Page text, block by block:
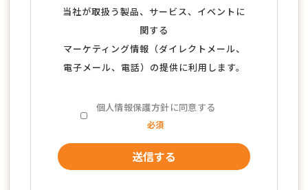
当社が取扱う製品、サービス、イベントに
関する
マーケティング情報（ダイレクトメール、
電子メール、電話）の提供に利用します。
個人情報保護方針に同意する
必須